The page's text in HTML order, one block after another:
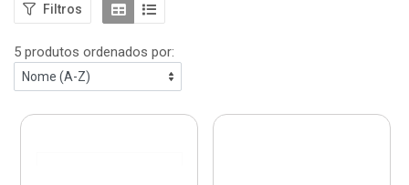
Filtros
5 produtos ordenados por: